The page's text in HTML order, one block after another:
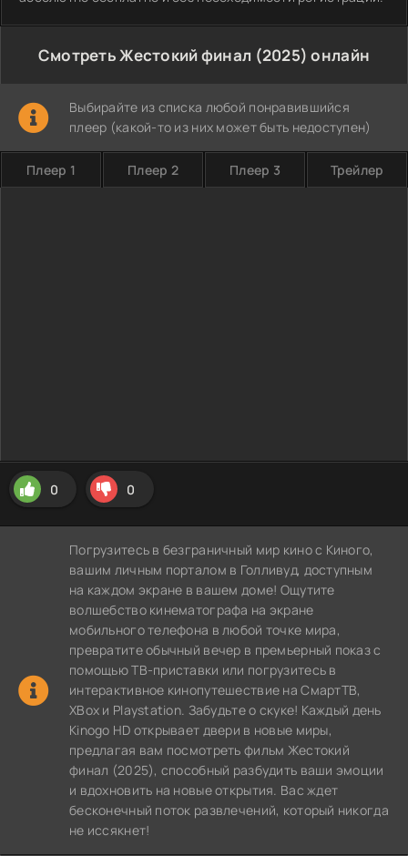
Смотреть Жестокий финал (2025) онлайн
Выбирайте из списка любой понравившийся
плеер (какой-то из них может быть недоступен)
Плеер 1 Плеер 2 Плеер 3 Трейлер
0 0
Погрузитесь в безграничный мир кино с Киного,
вашим личным порталом в Голливуд, доступным
на каждом экране в вашем доме! Ощутите
волшебство кинематографа на экране
мобильного телефона в любой точке мира,
превратите обычный вечер в премьерный показ с
помощью ТВ-приставки или погрузитесь в
интерактивное кинопутешествие на СмартТВ,
XBox и Playstation. Забудьте о скуке! Каждый день
Kinogo HD открывает двери в новые миры,
предлагая вам посмотреть фильм Жестокий
финал (2025), способный разбудить ваши эмоции
и вдохновить на новые открытия. Вас ждет
бесконечный поток развлечений, который никогда
не иссякнет!